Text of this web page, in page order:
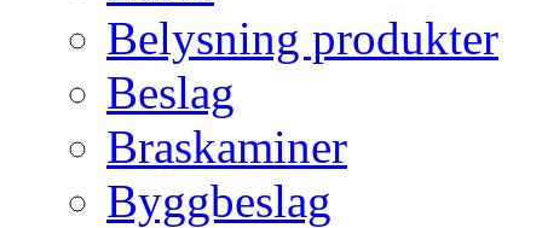
Belysning produkter
Beslag
Braskaminer
Byggbeslag